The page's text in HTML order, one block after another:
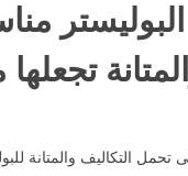
تحمل التكاليف والمتانة